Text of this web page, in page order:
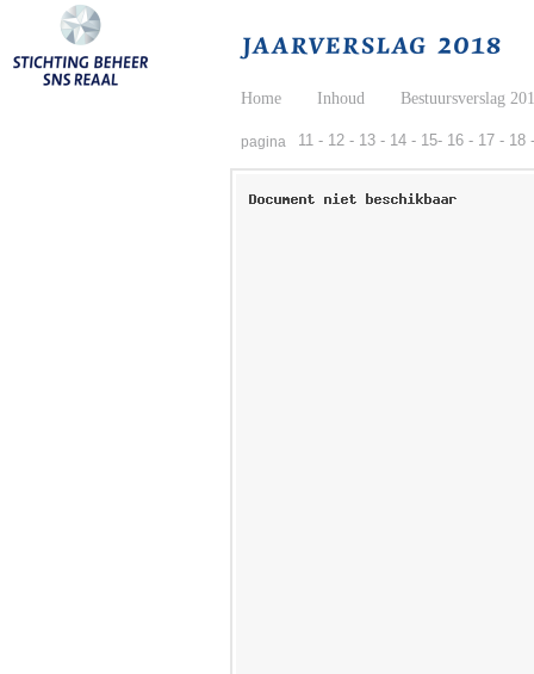
pagina 11 - 12 - 13 - 14 - 15- 16 - 17 - 18 -
Home Inhoud Bestuursverslag